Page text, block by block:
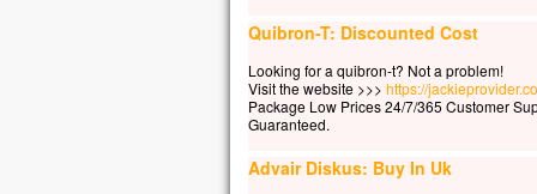
«
Quibron-T: Discounted Cost
Looking for a quibron-t? Not a problem!
Visit the website >>> https://
Package Low Prices 24/7/365 Customer
Guaranteed.
Advair Diskus: Buy In Uk